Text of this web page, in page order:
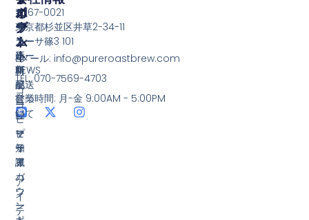
カ
ウ
ン
ト
新
規
登
録
マ
イ
ア
カ
ウ
ン
イ
テ
ム
新
商
品
コ
ー
ヒ
ー
豆
ア
イ
テ
ロ
グ
コー
ヒー
NEWS
コ
ー
ヒ
ー
知
識
ポ
ー
ト
送
料・
配送
につ
いて
プ
ラ
イ
バ
シ
ー
〒167-0021
東京都杉並区井草2-34-11
カーサ篠3 101
Eメール: info@pureroastbrew.com
TEL: 070-7569-4703
営業時間: 月-金 9:00AM - 5:00PM